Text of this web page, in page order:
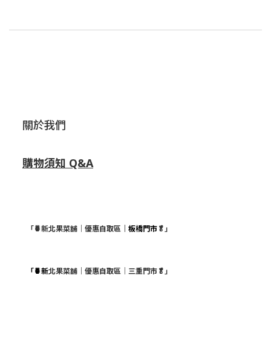
關於我們
購物須知 Q&A
「🍍新北果菜舖｜優惠自取區 ｜板橋門市🥬」
「🍍新北果菜舖｜優惠自取區｜三重門市🥬」